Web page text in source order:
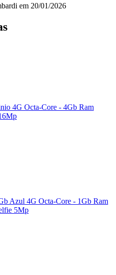
em 20/01/2026
4G Octa-Core - 4Gb Ram
Azul 4G Octa-Core - 1Gb Ram
5Mp